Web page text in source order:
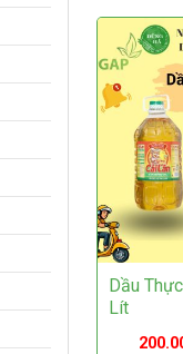
này
nhiều
biến
thể.
chọn
thể
được
chọn
trên
trang
sản
Dầu
Lít